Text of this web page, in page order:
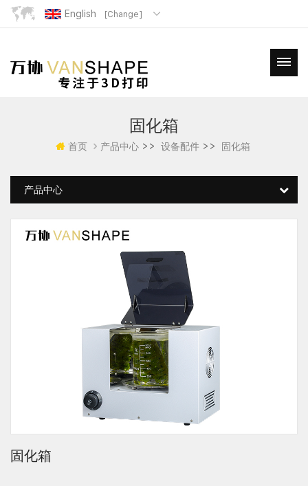
English [Change]
固化箱
首页 产品中心>> 设备配件>> 固化箱
产品中心
固化箱